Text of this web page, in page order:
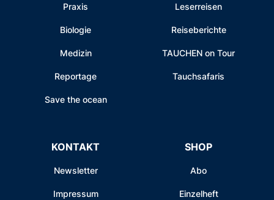
Praxis
Biologie
Medizin
Reportage
Save the ocean
Leserreisen
Reiseberichte
TAUCHEN on Tour
Tauchsafaris
KONTAKT
Newsletter
Impressum
SHOP
Abo
Einzelheft